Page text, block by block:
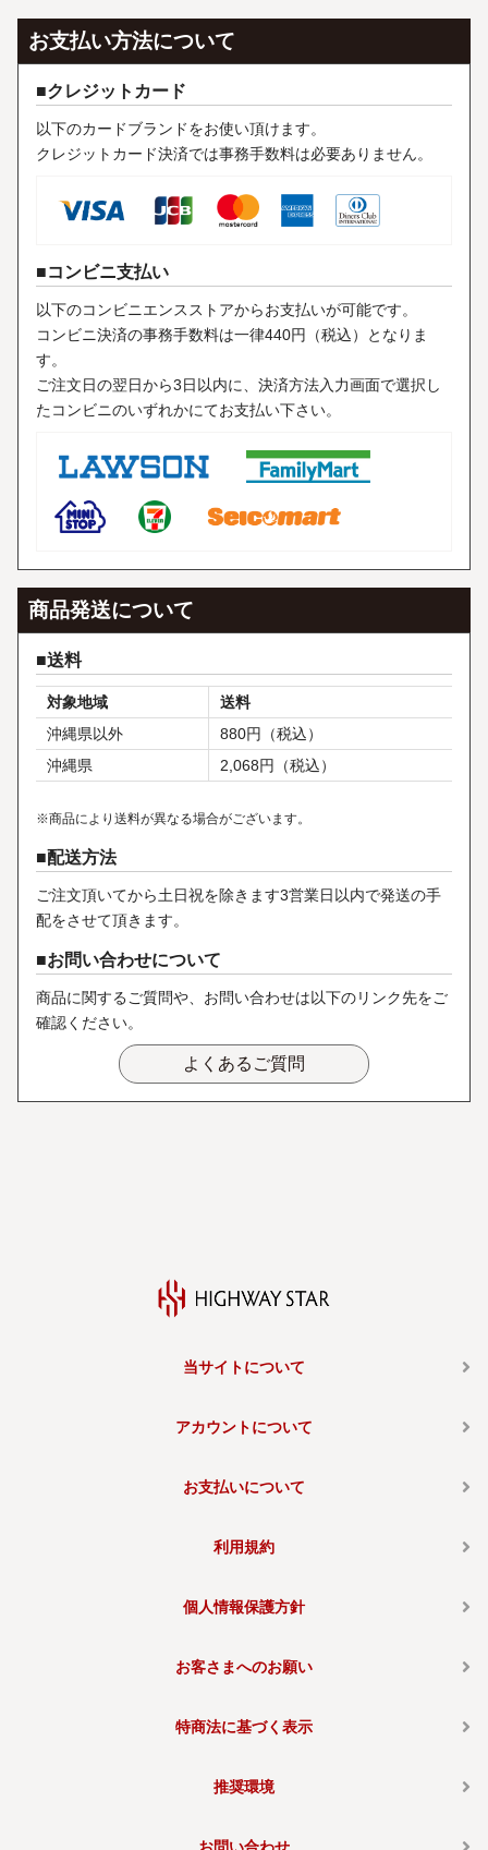
お支払い方法について
クレジットカード
以下のカードブランドをお使い頂けます。
クレジットカード決済では事務手数料は必要ありません。
コンビニ支払い
以下のコンビニエンスストアからお支払いが可能です。
コンビニ決済の事務手数料は一律440円（税込）となりま
す。
ご注文日の翌日から3日以内に、決済方法入力画面で選択し
たコンビニのいずれかにてお支払い下さい。
商品発送について
送料
対象地域
送料
沖縄県以外
880円（税込）
沖縄県
2,068円（税込）
※商品により送料が異なる場合がございます。
配送方法
ご注文頂いてから土日祝を除きます3営業日以内で発送の手
配をさせて頂きます。
お問い合わせについて
商品に関するご質問や、お問い合わせは以下のリンク先をご
確認ください。
よくあるご質問
当サイトについて
アカウントについて
お支払いについて
利用規約
個人情報保護方針
お客さまへのお願い
特商法に基づく表示
推奨環境